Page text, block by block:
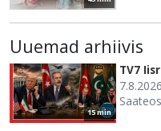
Uuemad arhiivis
15 min
TV7